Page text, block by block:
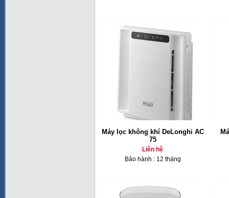
Máy lọc không khí DeLonghi AC
75
Liên hệ
Bảo hành : 12 tháng